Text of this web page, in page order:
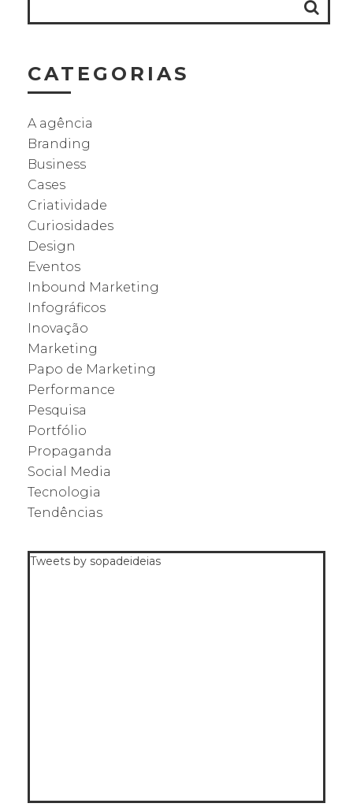
CATEGORIAS
A agência
Branding
Business
Cases
Criatividade
Curiosidades
Design
Eventos
Inbound Marketing
Infográficos
Inovação
Marketing
Papo de Marketing
Performance
Pesquisa
Portfólio
Propaganda
Social Media
Tecnologia
Tendências
Tweets by sopadeideias